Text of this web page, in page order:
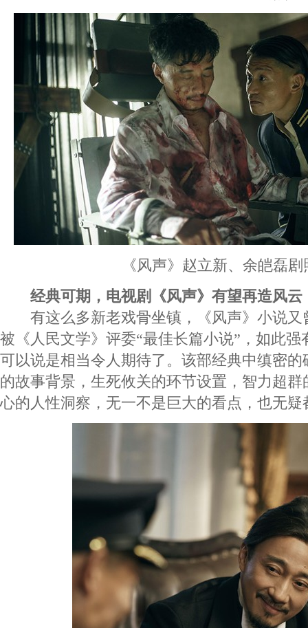
《风声》赵立新、余皑磊剧
经典可期，电视剧《风声》有望再造风云
有这么多新老戏骨坐镇，《风声》小说又
被《人民文学》评委“最佳长篇小说”，如此强
可以说是相当令人期待了。该部经典中缜密
的故事背景，生死攸关的环节设置，智力超
心的人性洞察，无一不是巨大的看点，也无